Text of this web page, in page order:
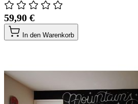
59,90 €
In den Warenkorb